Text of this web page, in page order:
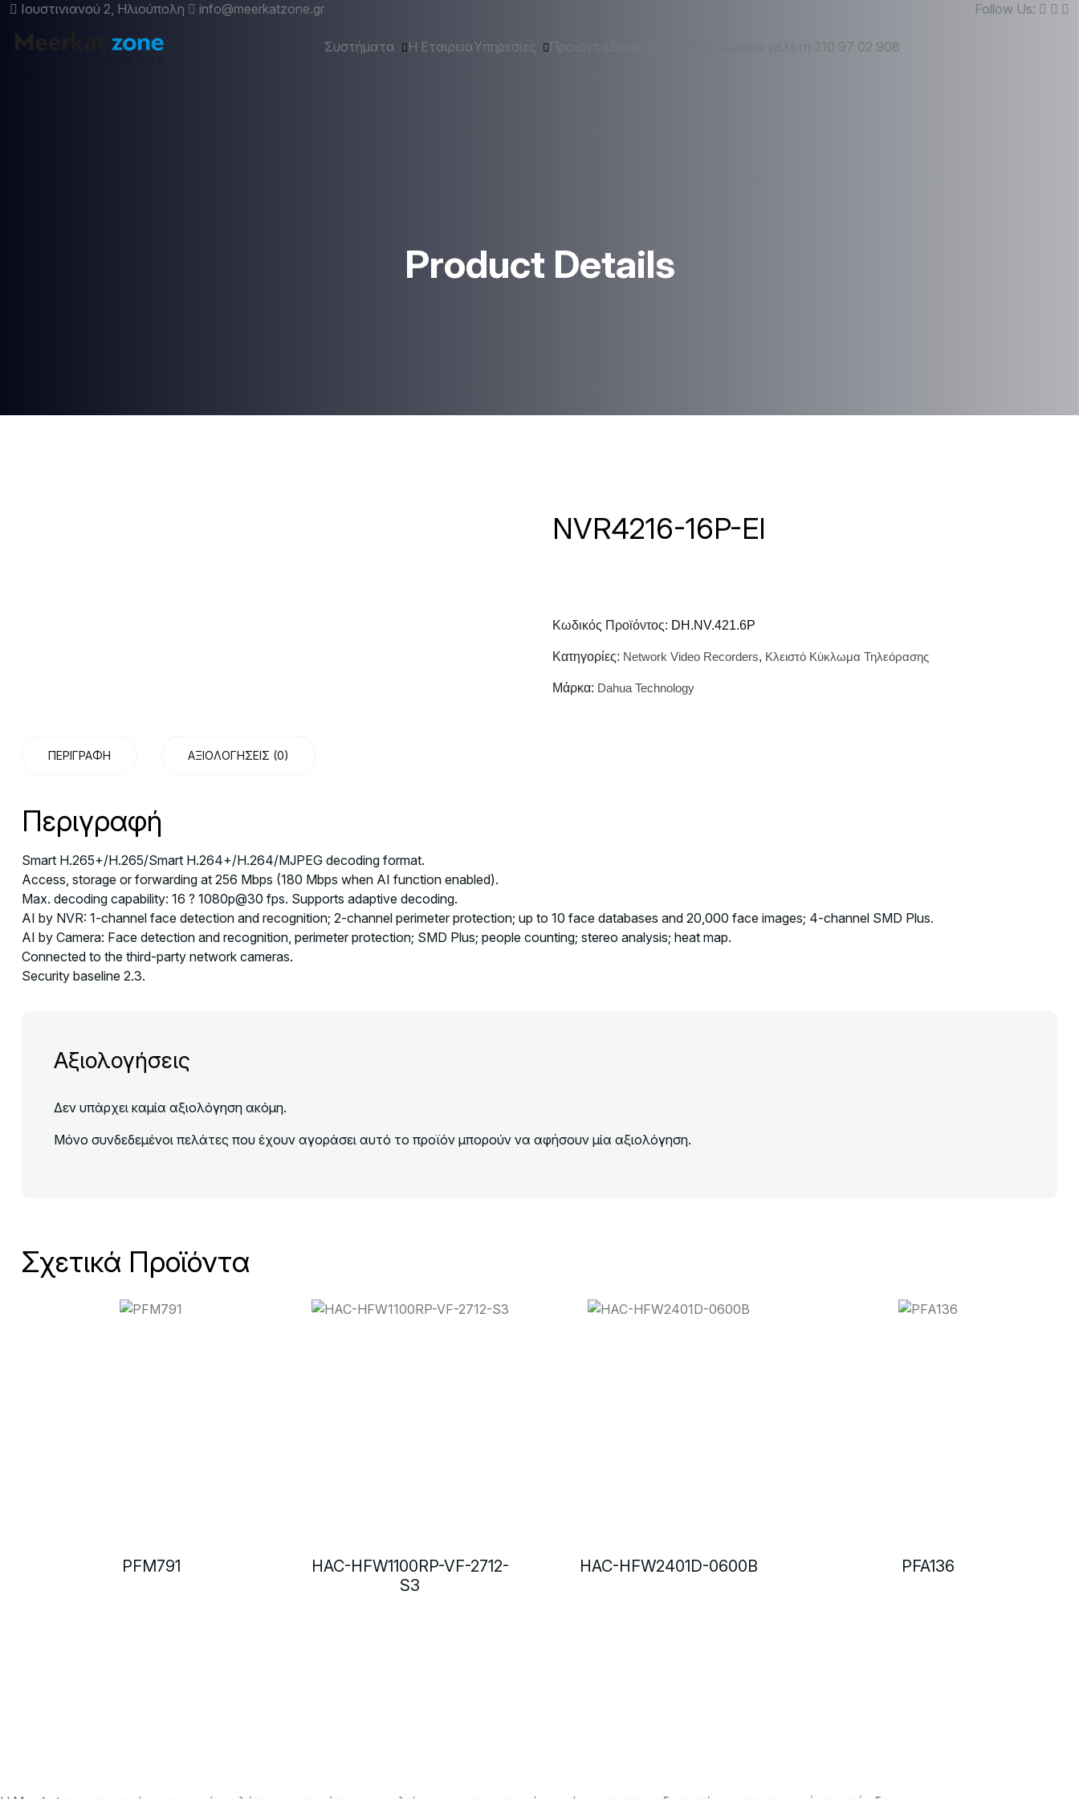
Ιουστινιανού 2, Ηλιούπολη info@meerkatzone.gr Follow Us:
Συστήματα Η ΕταιρείαΥπηρεσίες 210 97 02 908
Product Details
NVR4216-16P-EI
Κωδικός Προϊόντος: DH.NV.421.6P
Κατηγορίες: Network Video Recorders, Κλειστό Κύκλωμα Τηλεόρασης
Μάρκα: Dahua Technology
ΠΕΡΙΓΡΑΦΉ ΑΞΙΟΛΟΓΉΣΕΙΣ (0)
Περιγραφή
Smart H.265+/H.265/Smart H.264+/H.264/MJPEG decoding format.
Access, storage or forwarding at 256 Mbps (180 Mbps when AI function enabled).
Max. decoding capability: 16 ? 1080p@30 fps. Supports adaptive decoding.
AI by NVR: 1-channel face detection and recognition; 2-channel perimeter protection; up to 10 face databases and 20,000 face images; 4-channel SMD Plus.
AI by Camera: Face detection and recognition, perimeter protection; SMD Plus; people counting; stereo analysis; heat map.
Connected to the third-party network cameras.
Security baseline 2.3.
Αξιολογήσεις
Δεν υπάρχει καμία αξιολόγηση ακόμη.
Μόνο συνδεδεμένοι πελάτες που έχουν αγοράσει αυτό το προϊόν μπορούν να αφήσουν μία αξιολόγηση.
Σχετικά Προϊόντα
PFM791
HAC-HFW1100RP-VF-2712-
S3
HAC-HFW2401D-0600B PFA136